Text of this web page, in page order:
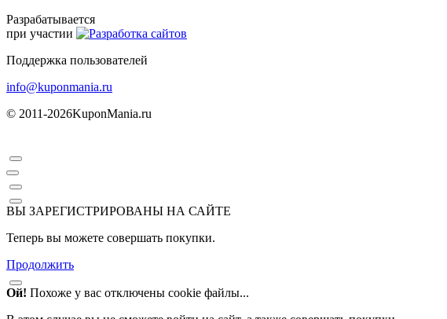
Разрабатывается
при участии
Поддержка пользователей
info@kuponmania.ru
© 2011-2026KuponMania.ru
ВЫ ЗАРЕГИСТРИРОВАНЫ НА САЙТЕ
Теперь вы можете совершать покупки.
Продолжить
Ой! Похоже у вас отключены cookie файлы...